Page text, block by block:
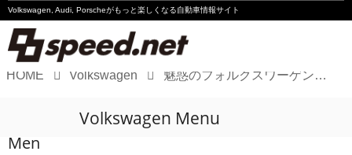
Volkswagen, Audi, Porscheがもっと楽しくなる自動車情報サイト
Audi
HOME Volkswagen 魅惑のフォルクスワーゲングッズを創る会社
Men
Volkswagen Menu